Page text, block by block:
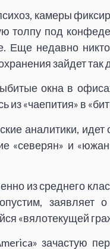
камеры
толпу под
Еще недавно
зайдет так
окна в
«чаепития» в
аналитики, идет
«северян» и
из среднего
заявляет о
«вялотекущей
зачастую